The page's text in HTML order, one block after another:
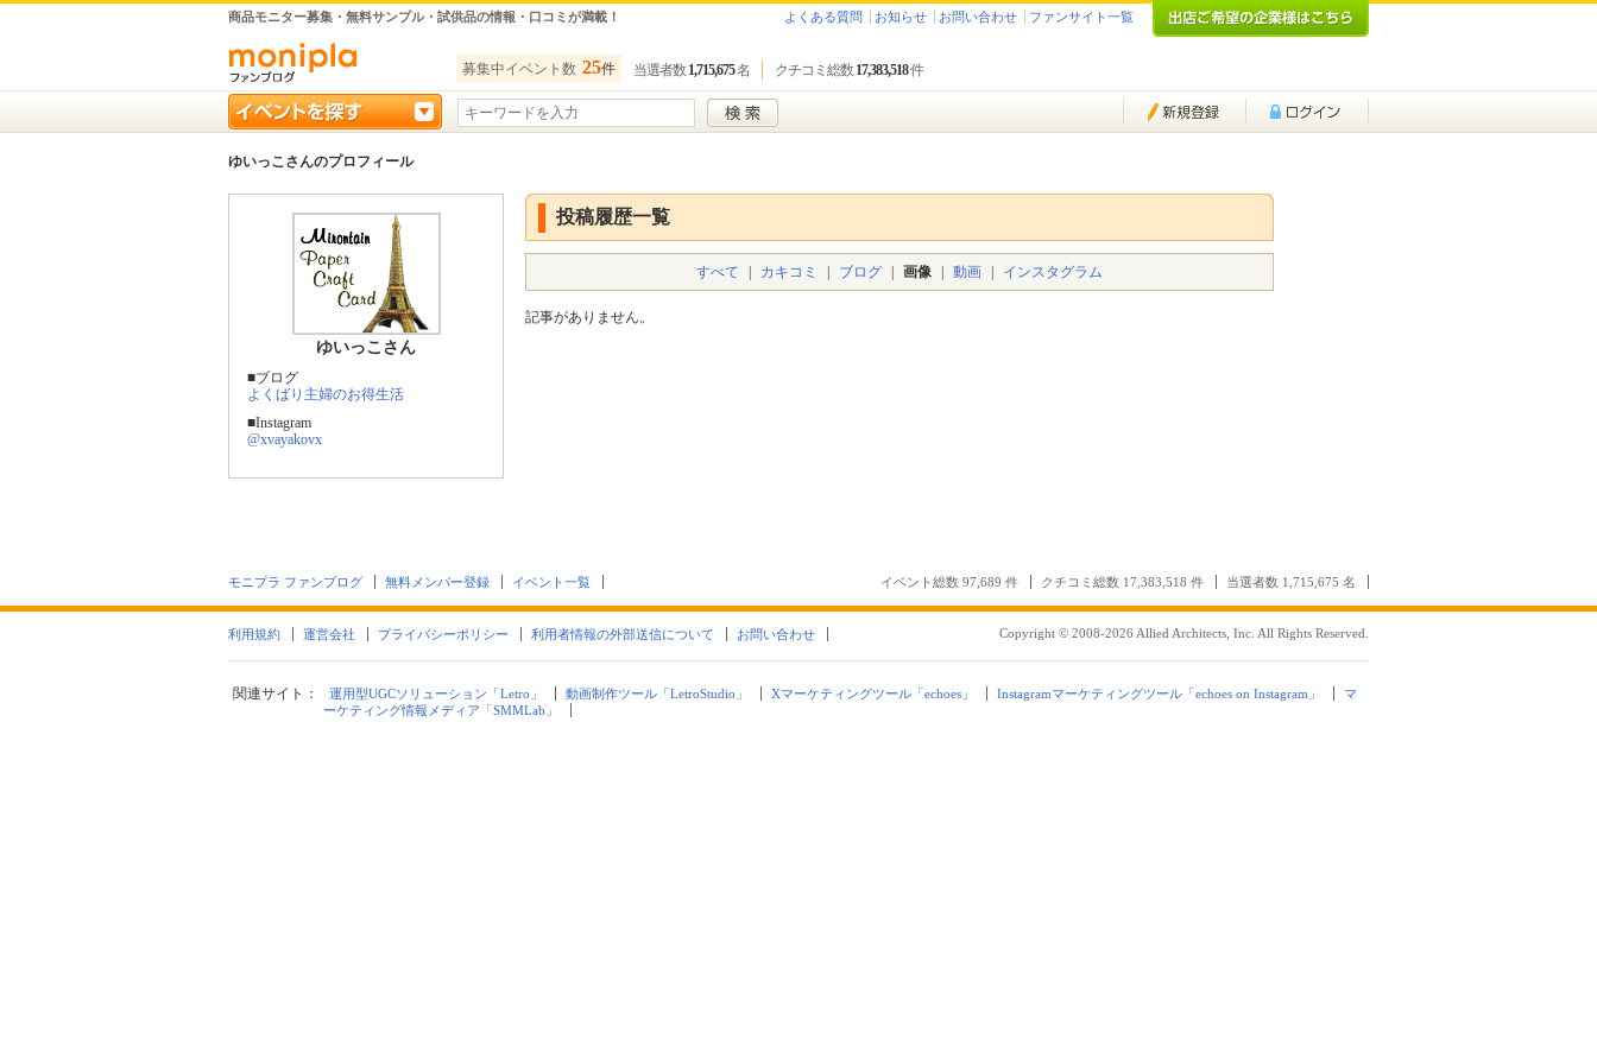
商品モニター募集・無料サンプル・試供品の情報・口コミが満載！ よくある質問 お知らせ お問い合わせ ファンサイト一覧
募集中イベント数 25件 当選者数 1,715,675名 クチコミ総数 17,383,518件
ゆいっこさんのプロフィール
ゆいっこさん
■ブログ
よくばり主婦のお得生活
■Instagram
@xvayakovx
投稿履歴一覧
すべて カキコミ ブログ 画像 動画 インスタグラム
記事がありません。
モニプラ ファンブログ 無料メンバー登録 イベント一覧 イベント総数 97,689 件 クチコミ総数 17,383,518 件 当選者数 1,715,675 名
利用規約 運営会社 プライバシーポリシー 利用者情報の外部送信について お問い合わせ Copyright © 2008-2026 Allied Architects, Inc. All Rights Reserved.
関連サイト： 運用型UGCソリューション「Letro」 動画制作ツール「LetroStudio」 Xマーケティングツール「echoes」 Instagramマーケティングツール「echoes on Instagram」
マ
ーケティング情報メディア「SMMLab」